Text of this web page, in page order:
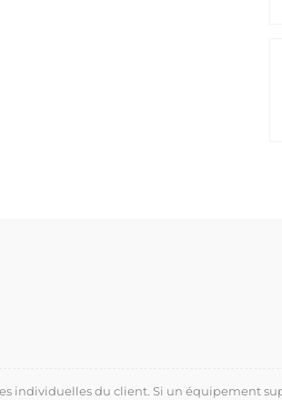
individuelles du client. Si un équipement